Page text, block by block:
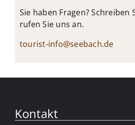
Sie haben Fragen? Schreiben
rufen Sie uns an.
tourist-info@seebach.de
Kontakt